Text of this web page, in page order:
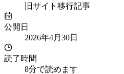
旧サイト移行記事
公開日
2026年4月30日
読了時間
8分で読めます